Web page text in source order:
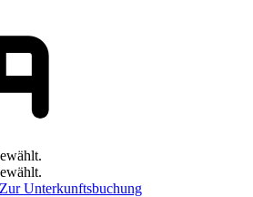
Zur Unterkunftsbuchung